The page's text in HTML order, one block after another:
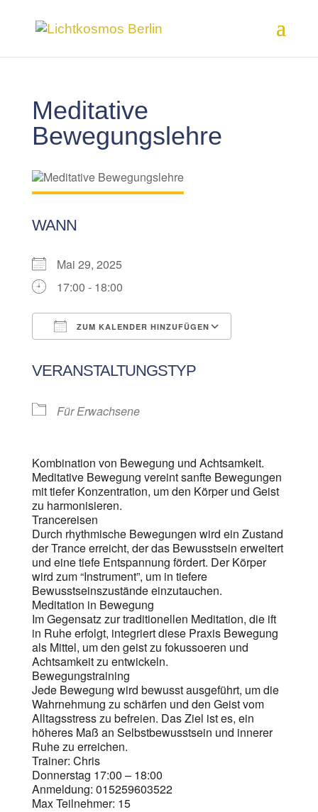
Meditative
Bewegungslehre
WANN
Mai 29, 2025
17:00 - 18:00
ZUM KALENDER HINZUFÜGEN
VERANSTALTUNGSTYP
Für Erwachsene
Kombination von Bewegung und Achtsamkeit.
Meditative Bewegung vereint sanfte Bewegungen
mit tiefer Konzentration, um den Körper und Geist
zu harmonisieren.
Trancereisen
Durch rhythmische Bewegungen wird ein Zustand
der Trance erreicht, der das Bewusstsein erweitert
und eine tiefe Entspannung fördert. Der Körper
wird zum “Instrument”, um in tiefere
Bewusstseinszustände einzutauchen.
Meditation in Bewegung
Im Gegensatz zur traditionellen Meditation, die ift
in Ruhe erfolgt, integriert diese Praxis Bewegung
als Mittel, um den geist zu fokussoeren und
Achtsamkeit zu entwickeln.
Bewegungstraining
Jede Bewegung wird bewusst ausgeführt, um die
Wahrnehmung zu schärfen und den Geist vom
Alltagsstress zu befreien. Das Ziel ist es, ein
höheres Maß an Selbstbewusstsein und innerer
Ruhe zu erreichen.
Trainer: Chris
Donnerstag 17:00 – 18:00
Anmeldung: 015259603522
Max Teilnehmer: 15